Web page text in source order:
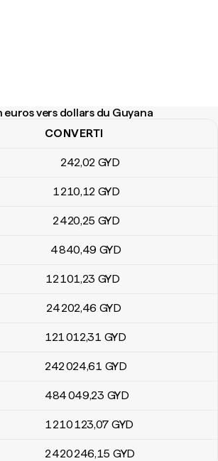
euros vers dollars du Guyana
vers dollars du Guyana
CONVERTI
242,02 GYD
1 210,12 GYD
2 420,25 GYD
4 840,49 GYD
12 101,23 GYD
24 202,46 GYD
121 012,31 GYD
242 024,61 GYD
484 049,23 GYD
1 210 123,07 GYD
2 420 246,15 GYD